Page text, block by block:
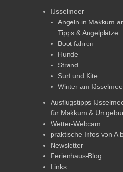
IJsselmeer
Angeln in Makkum
Tipps & Angelplätze
Boot fahren
Hunde
Strand
Surf und Kite
Winter am
Ausflugstipps
für Makkum &
Wetter-Webcam
praktische Infos von A
Newsletter
Ferienhaus-Blog
Links